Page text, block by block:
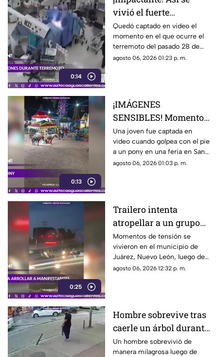
0:14
vivió el fuerte
terremoto en el
quirófano de un
hospital
Quedó captado en video el
momento en el que ocurre el
terremoto del pasado 28 de
julio en Japón al interior de un
agosto 06, 2026 01:23 p. m.
0:13
¡IMÁGENES
SENSIBLES! Momento
en el que mujer golpea
a un pony durante una
feria
Una joven fue captada en
video cuando golpea con el pie
a un pony en una feria en San
Luis Potosí; el hecho ha
agosto 06, 2026 01:03 p. m.
0:25
Trailero intenta
atropellar a un grupo
de personas y choca
varios vehículos
Momentos de tensión se
vivieron en el municipio de
Juárez, Nuevo León, luego de
que un trailero presuntamente
agosto 06, 2026 12:32 p. m.
Hombre sobrevive tras
caerle un árbol durante
tormenta
Un hombre sobrevivió de
manera milagrosa luego de